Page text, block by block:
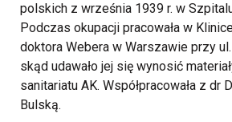
polskich z września 1939 r. w
Podczas okupacji pracowała w
doktora Webera w Warszawie przy
skąd udawało jej się wynosić
sanitariatu AK. Współpracowała z dr
Bulską.